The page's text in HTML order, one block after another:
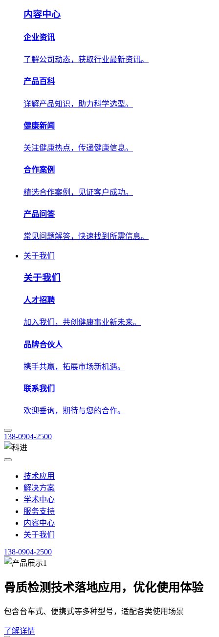
内容中心
企业资讯
了解公司动态，获取行业最新资讯。
产品百科
详解产品知识，助力科学选型。
健康新闻
关注健康热点，传递健康信息。
合作案例
精选合作案例，见证客户成功。
产品问答
常见问题解答，快速找到所需信息。
关于我们
关于我们
人才招聘
加入我们，共创健康事业新未来。
品牌合伙人
携手共赢，拓展市场新机遇。
联系我们
欢迎垂询，期待与您的合作。
138-0904-2500
技术应用
解决方案
学术中心
服务支持
内容中心
关于我们
138-0904-2500
骨质检测技术落地应用，优化使用体验
包含台车式、便携式等多种型号，适配各类使用场景
了解详情